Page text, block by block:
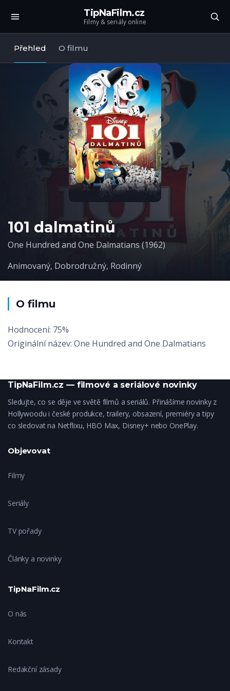
TipNaFilm.cz
Filmy & seriály online
Přehled O filmu
101 dalmatinů
One Hundred and One Dalmatians (1962)
Animovaný, Dobrodružný, Rodinný
O filmu
Hodnocení: 75%
Originální název: One Hundred and One Dalmatians
TipNaFilm.cz — filmové a seriálové novinky
Sledujte, co se děje ve světě filmů a seriálů. Přinášíme novinky z
Hollywoodu i české produkce, trailery, obsazení, premiéry a tipy
co sledovat na Netflixu, HBO Max, Disney+ nebo OnePlay.
Objevovat
Filmy
Seriály
TV pořady
Články a novinky
TipNaFilm.cz
O nás
Kontakt
Redakční zásady